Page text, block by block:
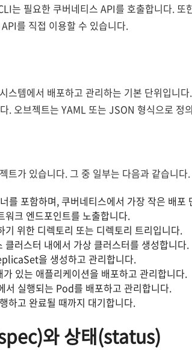
는 필요한 쿠버네티스 API를 호출합니다.
를 직접 이용할 수 있습니다.
스템에서 배포하고 관리하는 기본 단위입니
. 오브젝트는 YAML 또는 JSON 형식으로 정
트가 있습니다. 그 중 일부는 다음과 같습니다.
를 포함하며, 쿠버네티스에서 가장 작은 배포
크 엔드포인트를 노출합니다.
위한 디렉토리 또는 디렉토리 트리입니다.
러스터 내에서 가상 클러스터를 생성합니다.
을 생성하고 관리합니다.
있는 애플리케이션을 배포하고 관리합니다.
실행되는 Pod를 배포하고 관리합니다.
하고 완료될 때까지 대기합니다.
와 상태(status)